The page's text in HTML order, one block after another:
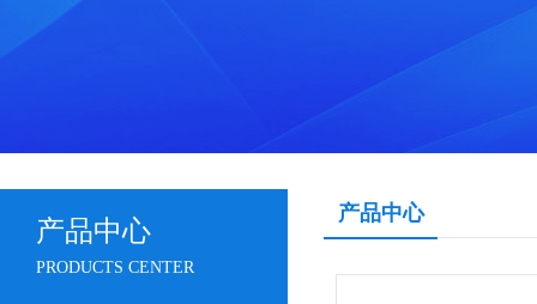
产品中心
PRODUCTS CENTER
产品中心